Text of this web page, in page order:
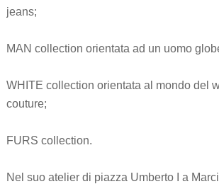
jeans;
MAN collection orientata ad un uomo
WHITE collection orientata al mondo del
couture;
FURS collection.
Nel suo atelier di piazza Umberto I a